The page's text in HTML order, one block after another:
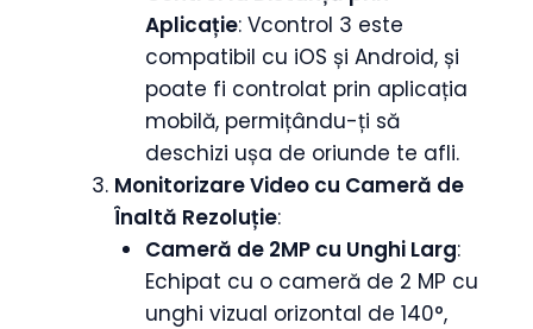
Aplicație: Vcontrol 3 este
compatibil cu iOS și Android, și
poate fi controlat prin aplicația
mobilă, permițându-ți să
deschizi ușa de oriunde te afli.
Monitorizare Video cu Cameră de
Înaltă Rezoluție:
Cameră de 2MP cu Unghi Larg:
Echipat cu o cameră de 2 MP cu
unghi vizual orizontal de 140°,